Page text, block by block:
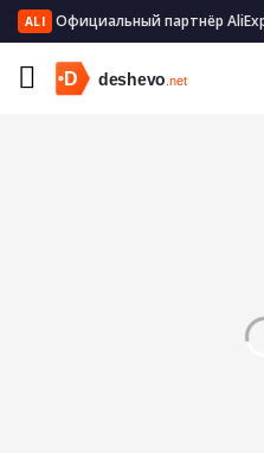
ALI Официальный партнёр